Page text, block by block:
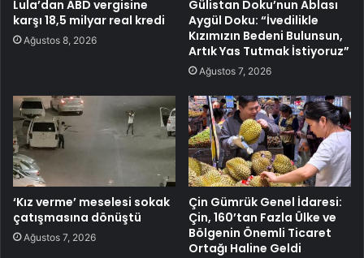
Lula’dan ABD vergisine
karşı 18,5 milyar real kredi
Ağustos 8, 2026
Gülistan Doku’nun Ablası
Aygül Doku: “İvedilikle
Kızımızın Bedeni Bulunsun,
Artık Yas Tutmak İstiyoruz”
Ağustos 7, 2026
‘Kız verme’ meselesi sokak
çatışmasına dönüştü
Ağustos 7, 2026
Çin Gümrük Genel İdaresi:
Çin, 160’tan Fazla Ülke ve
Bölgenin Önemli Ticaret
Ortağı Haline Geldi